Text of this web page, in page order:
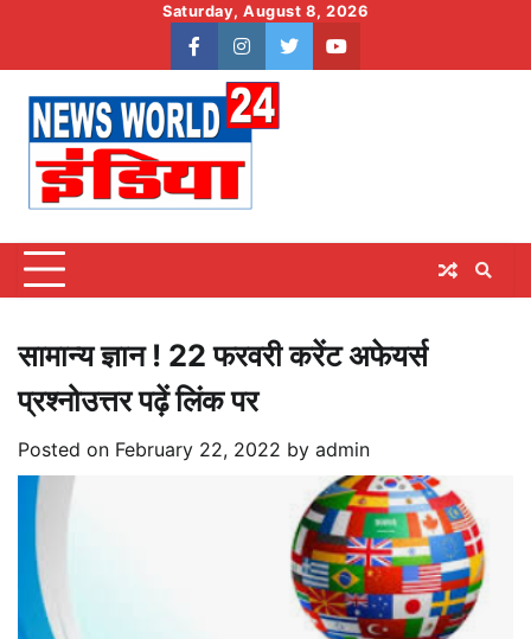
content
Saturday, August 8, 2026
facebookinstagram
twitteryoutube
सामान्य ज्ञान ! 22 फरवरी करेंट अफेयर्स
प्रश्नोउत्तर पढ़ें लिंक पर
Posted on February 22, 2022 by admin